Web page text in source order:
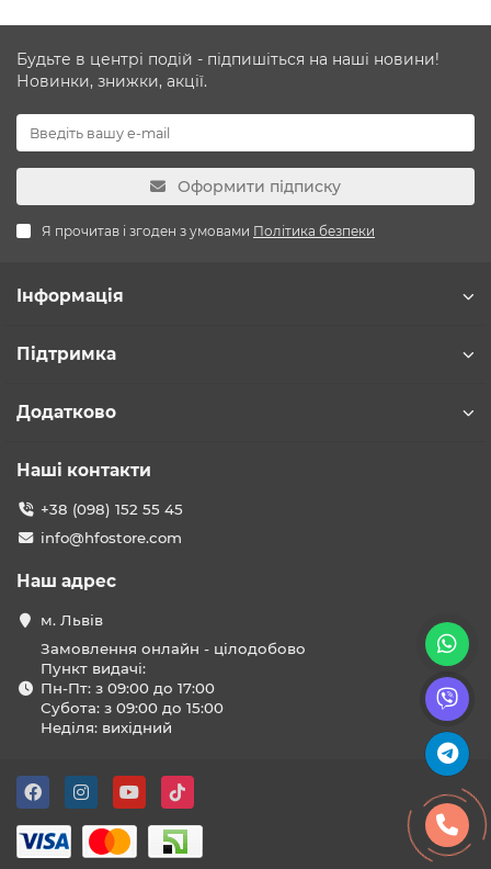
Будьте в центрі подій - підпишіться на наші новини!
Новинки, знижки, акції.
Оформити підписку
Я прочитав і згоден з умовами Політика безпеки
Інформація
Підтримка
Додатково
Наші контакти
+38 (098) 152 55 45
info@hfostore.com
Наш адрес
м. Львів
Замовлення онлайн - цілодобово
Пункт видачі:
Пн-Пт: з 09:00 до 17:00
Субота: з 09:00 до 15:00
Неділя: вихідний